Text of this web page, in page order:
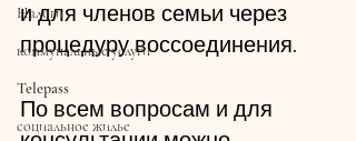
Налоги
коммунальные услуги
Telepass
социальное жилье
и для членов семьи через
процедуру воссоединения.
По всем вопросам и для